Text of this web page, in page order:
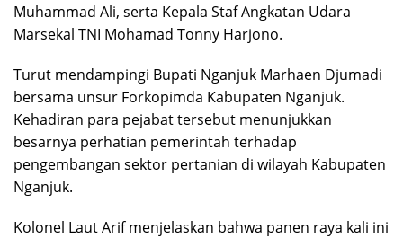
Muhammad Ali, serta Kepala Staf Angkatan Udara
Marsekal TNI Mohamad Tonny Harjono.
Turut mendampingi Bupati Nganjuk Marhaen Djumadi
bersama unsur Forkopimda Kabupaten Nganjuk.
Kehadiran para pejabat tersebut menunjukkan
besarnya perhatian pemerintah terhadap
pengembangan sektor pertanian di wilayah Kabupaten
Nganjuk.
Kolonel Laut Arif menjelaskan bahwa panen raya kali ini